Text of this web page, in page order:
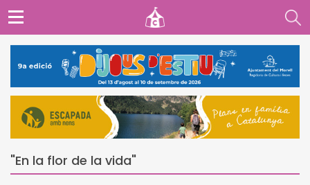
"En la flor de la vida"